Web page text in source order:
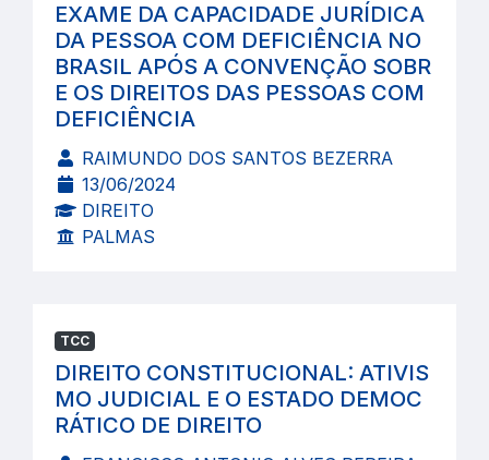
EXAME DA CAPACIDADE JURÍDICA
DA PESSOA COM DEFICIÊNCIA NO
BRASIL APÓS A CONVENÇÃO SOBR
E OS DIREITOS DAS PESSOAS COM
DEFICIÊNCIA
RAIMUNDO DOS SANTOS BEZERRA
13/06/2024
DIREITO
PALMAS
TCC
DIREITO CONSTITUCIONAL: ATIVIS
MO JUDICIAL E O ESTADO DEMOC
RÁTICO DE DIREITO